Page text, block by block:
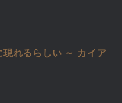
れるらしい ～ カイア